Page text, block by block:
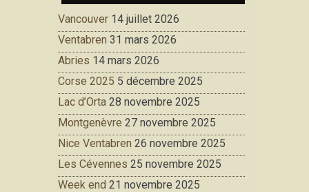
Vancouver 14 juillet 2026
Ventabren 31 mars 2026
Abries 14 mars 2026
Corse 2025 5 décembre 2025
Lac d’Orta 28 novembre 2025
Montgenèvre 27 novembre 2025
Nice Ventabren 26 novembre 2025
Les Cévennes 25 novembre 2025
Week end 21 novembre 2025